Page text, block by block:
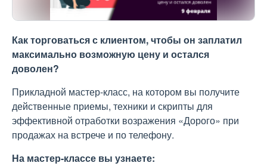
Как торговаться с клиентом, чтобы он заплатил
максимально возможную цену и остался
доволен?
Прикладной мастер-класс, на котором вы получите
действенные приемы, техники и скрипты для
эффективной отработки возражения «Дорого» при
продажах на встрече и по телефону.
На мастер-классе вы узнаете: